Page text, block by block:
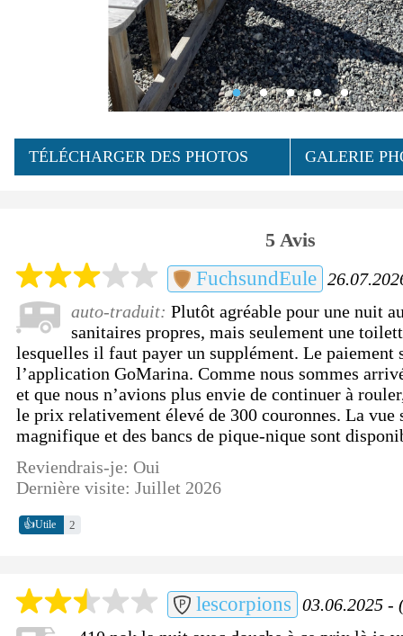
TÉLÉCHARGER DES PHOTOS GALERIE
5 Avis
FuchsundEule
auto-traduit:Plutôt agréable pour une nuit
sanitaires propres, mais seulement une
lesquelles il faut payer un supplément. Le paiement
l’application GoMarina. Comme nous sommes
et que nous n’avions plus envie de continuer à
le prix relativement élevé de 300 couronnes. La vue
magnifique et des bancs de pique-nique sont
Reviendrais-je: Oui
Dernière visite: Juillet 2026
👍Utile 2
lescorpions 03.06.2025 -